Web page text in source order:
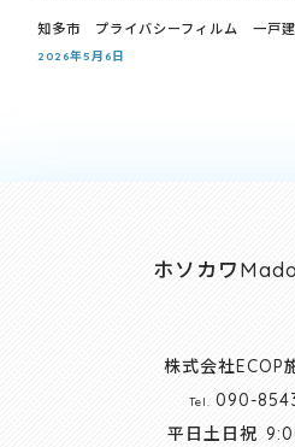
知多市 プライバシーフィルム 一戸
2026年5月6日
ホソカワ
株式会社ECOP
Tel.
090-
平日土日祝